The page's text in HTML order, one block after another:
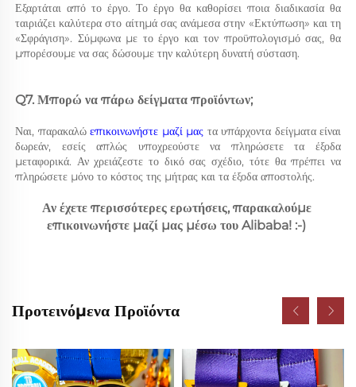
Εξαρτάται από το έργο. Το έργο θα καθορίσει ποια διαδικασία θα
ταιριάζει καλύτερα στο αίτημά σας ανάμεσα στην «Εκτύπωση» και τη
«Σφράγιση». Σύμφωνα με το έργο και τον προϋπολογισμό σας, θα
μπορέσουμε να σας δώσουμε την καλύτερη δυνατή σύσταση.
Q7. Μπορώ να πάρω δείγματα προϊόντων;
Ναι, παρακαλώ επικοινωνήστε μαζί μας τα υπάρχοντα δείγματα είναι
δωρεάν, εσείς απλώς υποχρεούστε να πληρώσετε τα έξοδα
μεταφορικά. Αν χρειάζεστε το δικό σας σχέδιο, τότε θα πρέπει να
πληρώσετε μόνο το κόστος της μήτρας και τα έξοδα αποστολής.
Αν έχετε περισσότερες ερωτήσεις, παρακαλούμε
επικοινωνήστε μαζί μας μέσω του Alibaba! :-)
Προτεινόμενα Προϊόντα